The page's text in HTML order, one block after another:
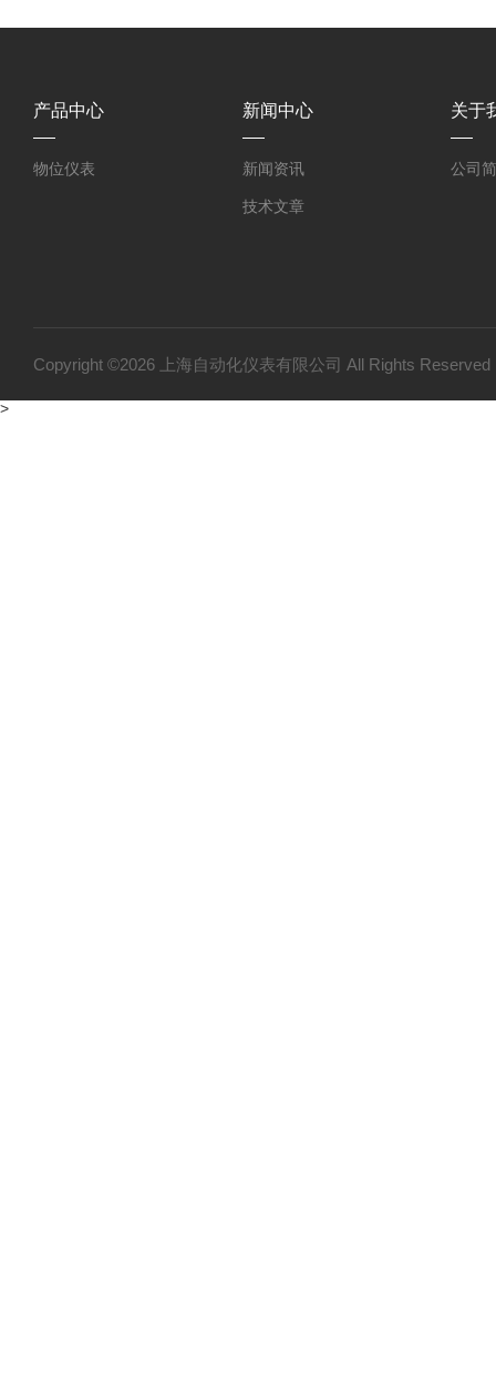
产品中心
物位仪表
新闻中心
新闻资讯
技术文章
关于
公司
Copyright ©2026 上海自动化仪表有限公司 All Rights
>